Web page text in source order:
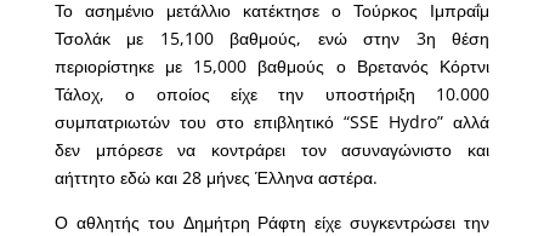
Το ασημένιο μετάλλιο κατέκτησε ο Τούρκος Ιμπραΐμ
Τσολάκ με 15,100 βαθμούς, ενώ στην 3η θέση
περιορίστηκε με 15,000 βαθμούς ο Βρετανός Κόρτνι
Τάλοχ, ο οποίος είχε την υποστήριξη 10.000
συμπατριωτών του στο επιβλητικό “SSE Hydro” αλλά
δεν μπόρεσε να κοντράρει τον ασυναγώνιστο και
αήττητο εδώ και 28 μήνες Έλληνα αστέρα.
Ο αθλητής του Δημήτρη Ράφτη είχε συγκεντρώσει την